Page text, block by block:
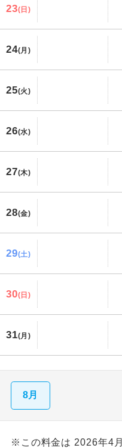
23(日)
24(月)
25(火)
26(水)
27(木)
28(金)
29(土)
30(日)
31(月)
8月
※この料金は 2026年4